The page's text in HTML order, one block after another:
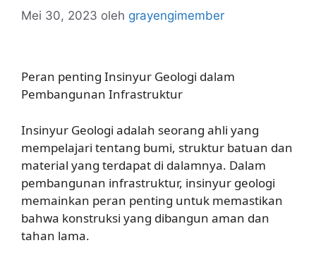
Mei 30, 2023 oleh grayengimember
Peran penting Insinyur Geologi dalam
Pembangunan Infrastruktur
Insinyur Geologi adalah seorang ahli yang
mempelajari tentang bumi, struktur batuan dan
material yang terdapat di dalamnya. Dalam
pembangunan infrastruktur, insinyur geologi
memainkan peran penting untuk memastikan
bahwa konstruksi yang dibangun aman dan
tahan lama.